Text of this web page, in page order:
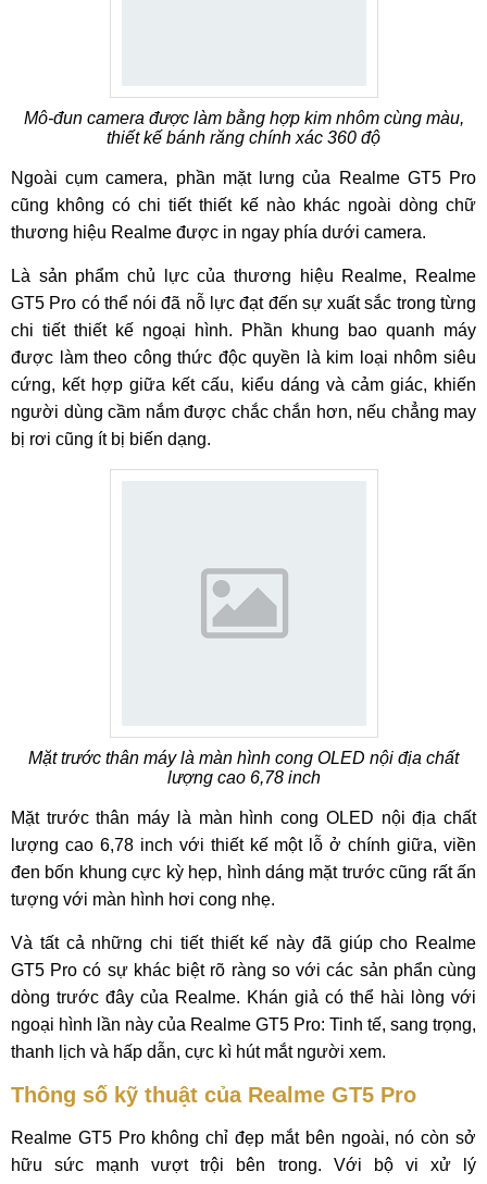
Mô-đun camera được làm bằng hợp kim nhôm cùng màu,
thiết kế bánh răng chính xác 360 độ
Ngoài cụm camera, phần mặt lưng của Realme GT5 Pro
cũng không có chi tiết thiết kế nào khác ngoài dòng chữ
thương hiệu Realme được in ngay phía dưới camera.
Là sản phẩm chủ lực của thương hiệu Realme, Realme
GT5 Pro có thể nói đã nỗ lực đạt đến sự xuất sắc trong từng
chi tiết thiết kế ngoại hình. Phần khung bao quanh máy
được làm theo công thức độc quyền là kim loại nhôm siêu
cứng, kết hợp giữa kết cấu, kiểu dáng và cảm giác, khiến
người dùng cầm nắm được chắc chắn hơn, nếu chẳng may
bị rơi cũng ít bị biến dạng.
Mặt trước thân máy là màn hình cong OLED nội địa chất
lượng cao 6,78 inch
Mặt trước thân máy là màn hình cong OLED nội địa chất
lượng cao 6,78 inch với thiết kế một lỗ ở chính giữa, viền
đen bốn khung cực kỳ hẹp, hình dáng mặt trước cũng rất ấn
tượng với màn hình hơi cong nhẹ.
Và tất cả những chi tiết thiết kế này đã giúp cho Realme
GT5 Pro có sự khác biệt rõ ràng so với các sản phẩn cùng
dòng trước đây của Realme. Khán giả có thể hài lòng với
ngoại hình lần này của Realme GT5 Pro: Tinh tế, sang trọng,
thanh lịch và hấp dẫn, cực kì hút mắt người xem.
Thông số kỹ thuật của Realme GT5 Pro
Realme GT5 Pro không chỉ đẹp mắt bên ngoài, nó còn sở
hữu sức mạnh vượt trội bên trong. Với bộ vi xử lý